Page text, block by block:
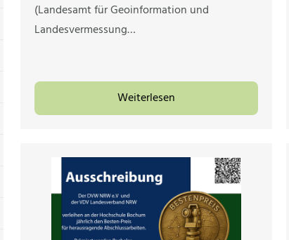
(Landesamt für Geoinformation und
Landesvermessung…
Weiterlesen